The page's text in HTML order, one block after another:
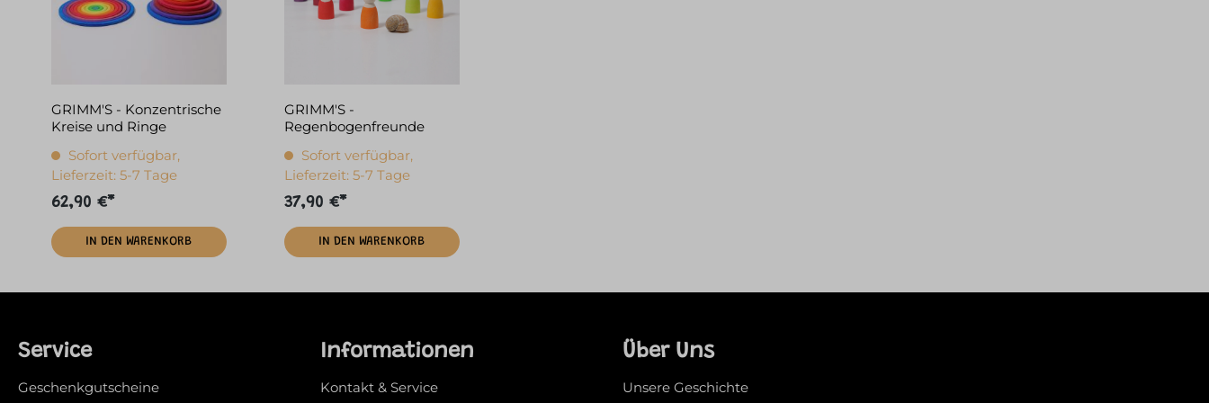
GRIMM'S - Konzentrische
Kreise und Ringe
Sofort verfügbar,
Lieferzeit: 5-7 Tage
62,90 €*
IN DEN WARENKORB
GRIMM'S -
Regenbogenfreunde
Sofort verfügbar,
Lieferzeit: 5-7 Tage
37,90 €*
IN DEN WARENKORB
Service
Geschenkgutscheine
Informationen
Kontakt & Service
Über Uns
Unsere Geschichte